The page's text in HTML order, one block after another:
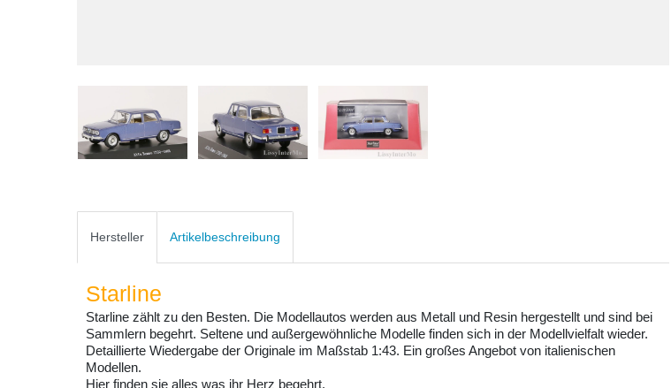
Hersteller Artikelbeschreibung
Starline
Starline zählt zu den Besten. Die Modellautos werden aus Metall und Resin hergestellt und sind bei
Sammlern begehrt. Seltene und außergewöhnliche Modelle finden sich in der Modellvielfalt wieder.
Detaillierte Wiedergabe der Originale im Maßstab 1:43. Ein großes Angebot von italienischen
Modellen.
Hier finden sie alles was ihr Herz begehrt.